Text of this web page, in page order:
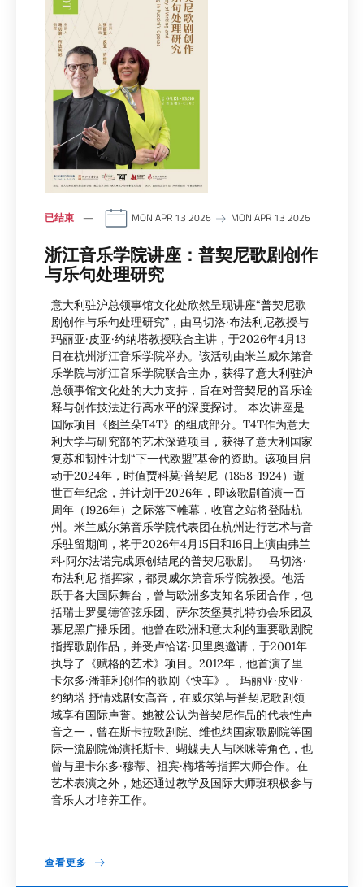
已结束 MON APR 13 2026 MON APR 13 2026
浙江音乐学院讲座：普契尼歌剧创作
与乐句处理研究
意大利驻沪总领事馆文化处欣然呈现讲座“普契尼歌
剧创作与乐句处理研究”，由马切洛·布法利尼教授与
玛丽亚·皮亚·约纳塔教授联合主讲，于2026年4月13
日在杭州浙江音乐学院举办。该活动由米兰威尔第音
乐学院与浙江音乐学院联合主办，获得了意大利驻沪
总领事馆文化处的大力支持，旨在对普契尼的音乐诠
释与创作技法进行高水平的深度探讨。 本次讲座是
国际项目《图兰朵T4T》的组成部分。T4T作为意大
利大学与研究部的艺术深造项目，获得了意大利国家
复苏和韧性计划“下一代欧盟”基金的资助。该项目启
动于2024年，时值贾科莫·普契尼（1858-1924）逝
世百年纪念，并计划于2026年，即该歌剧首演一百
周年（1926年）之际落下帷幕，收官之站将登陆杭
州。米兰威尔第音乐学院代表团在杭州进行艺术与音
乐驻留期间，将于2026年4月15日和16日上演由弗兰
科·阿尔法诺完成原创结尾的普契尼歌剧。 马切洛·
布法利尼 指挥家，都灵威尔第音乐学院教授。他活
跃于各大国际舞台，曾与欧洲多支知名乐团合作，包
括瑞士罗曼德管弦乐团、萨尔茨堡莫扎特协会乐团及
慕尼黑广播乐团。他曾在欧洲和意大利的重要歌剧院
指挥歌剧作品，并受卢恰诺·贝里奥邀请，于2001年
执导了《赋格的艺术》项目。2012年，他首演了里
卡尔多·潘菲利创作的歌剧《快车》。 玛丽亚·皮亚·
约纳塔 抒情戏剧女高音，在威尔第与普契尼歌剧领
域享有国际声誉。她被公认为普契尼作品的代表性声
音之一，曾在斯卡拉歌剧院、维也纳国家歌剧院等国
际一流剧院饰演托斯卡、蝴蝶夫人与咪咪等角色，也
曾与里卡尔多·穆蒂、祖宾·梅塔等指挥大师合作。在
艺术表演之外，她还通过教学及国际大师班积极参与
音乐人才培养工作。
查看更多